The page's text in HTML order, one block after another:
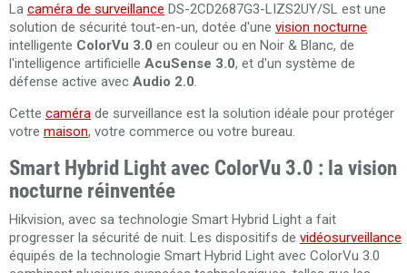
La caméra de surveillance DS-2CD2687G3-LIZS2UY/SL est une
solution de sécurité tout-en-un, dotée d'une vision nocturne
intelligente ColorVu 3.0 en couleur ou en Noir & Blanc, de
l'intelligence artificielle AcuSense 3.0, et d'un système de
défense active avec Audio 2.0.
Cette caméra de surveillance est la solution idéale pour protéger
votre maison, votre commerce ou votre bureau.
Smart Hybrid Light avec ColorVu 3.0 : la vision
nocturne réinventée
Hikvision, avec sa technologie Smart Hybrid Light a fait
progresser la sécurité de nuit. Les dispositifs de vidéosurveillance
équipés de la technologie Smart Hybrid Light avec ColorVu 3.0